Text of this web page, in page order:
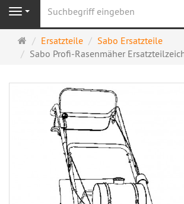
Navigation
Startseite
Ersatzteile
Sabo Ersatzteile
Sabo Profi-Rasenmäher